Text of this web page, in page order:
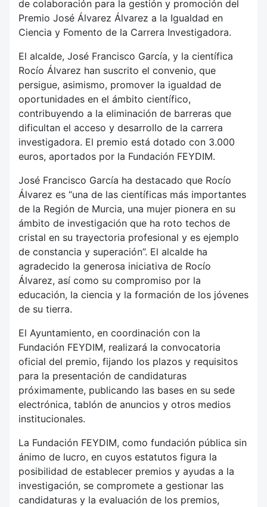
de colaboración para la gestión y promoción del
Premio José Álvarez Álvarez a la Igualdad en
Ciencia y Fomento de la Carrera Investigadora.
El alcalde, José Francisco García, y la científica
Rocío Álvarez han suscrito el convenio, que
persigue, asimismo, promover la igualdad de
oportunidades en el ámbito científico,
contribuyendo a la eliminación de barreras que
dificultan el acceso y desarrollo de la carrera
investigadora. El premio está dotado con 3.000
euros, aportados por la Fundación FEYDIM.
José Francisco García ha destacado que Rocío
Álvarez es “una de las científicas más importantes
de la Región de Murcia, una mujer pionera en su
ámbito de investigación que ha roto techos de
cristal en su trayectoria profesional y es ejemplo
de constancia y superación”. El alcalde ha
agradecido la generosa iniciativa de Rocío
Álvarez, así como su compromiso por la
educación, la ciencia y la formación de los jóvenes
de su tierra.
El Ayuntamiento, en coordinación con la
Fundación FEYDIM, realizará la convocatoria
oficial del premio, fijando los plazos y requisitos
para la presentación de candidaturas
próximamente, publicando las bases en su sede
electrónica, tablón de anuncios y otros medios
institucionales.
La Fundación FEYDIM, como fundación pública sin
ánimo de lucro, en cuyos estatutos figura la
posibilidad de establecer premios y ayudas a la
investigación, se compromete a gestionar las
candidaturas y la evaluación de los premios,